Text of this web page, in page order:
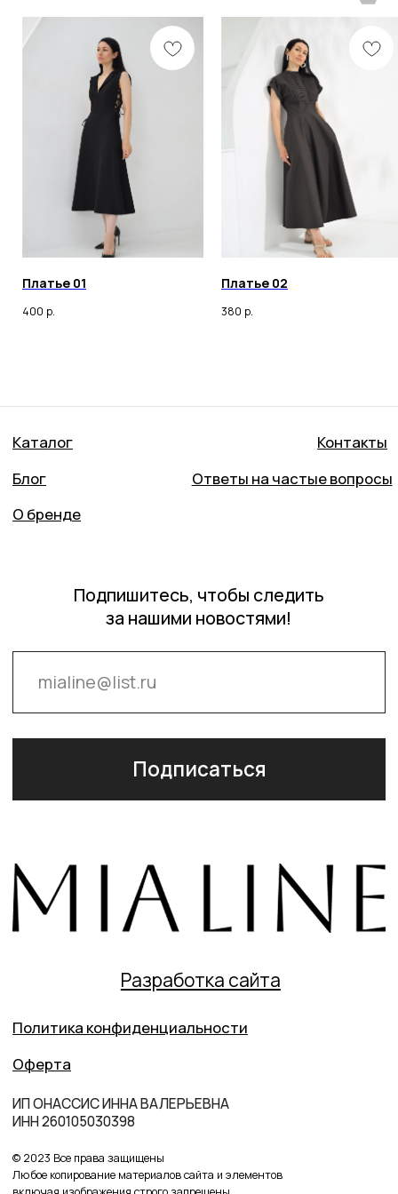
Платье 01
400 р.
Платье 02
380 р.
© 2023 Все права защищены
Любое копирование материалов сайта и элементов
включая изображения строго запрещены.